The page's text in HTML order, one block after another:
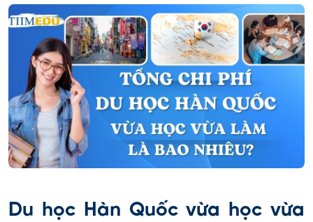
gì?
Du học Hàn Quốc vừa học vừa